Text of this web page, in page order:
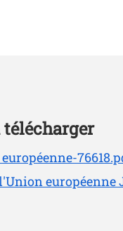
européenne